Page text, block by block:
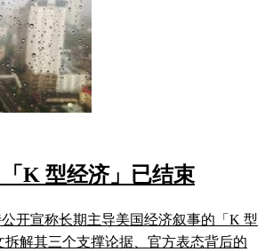
K 型经济」已结束
开宣称长期主导美国经济叙事的「K 型
解其三个支撑论据、官方表态背后的